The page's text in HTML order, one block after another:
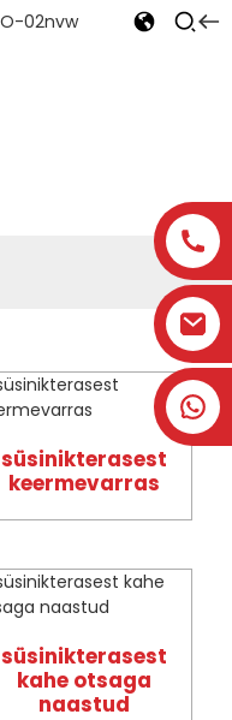
süsinikterasest
keermevarras
süsinikterasest
kahe otsaga
naastud